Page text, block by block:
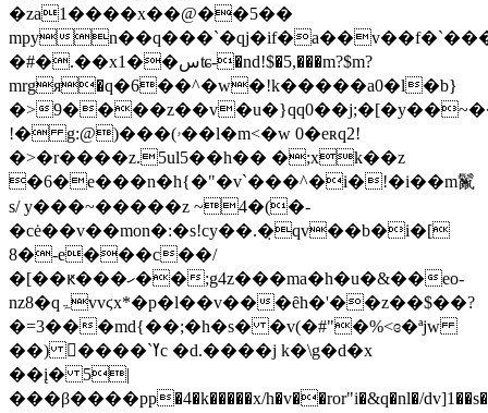
�za1����x��@��5��
mpy
�#�.��x1��سʨ-�nd!$�5,���m?$m?
mrgя�q�6��^�w�!k�����a0�l�b}
�>
!� g:@)���(ۥ��l�m<�w 0�eʀq2!
�>�r����z.5ul5��h�� �;xk��z
�6�e���n�h{�"�v`���^�i�!�i��m鬣
s/ y���~�����z ~4�(�-
�cė��v��mon�:�s!cy��.�̣qv��b�i�[
8�-e���c��/
�[��ԟ���ހ��;g4z���ma�h�u�&��eo-
nz8�qۃvvϛx*�p�l��v���ȇh�'��z��$��?
�=3���md{��;�h�s� �v(�#"�%<ɞ�ªjw
��) 𹪊����`ߌc �d.����j k�\g�d�x
��į� 5|
���β����pp�4�k�����x/h�v��ror"i�&q�nl�/